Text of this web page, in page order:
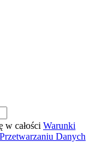
w całości Warunki
Danych